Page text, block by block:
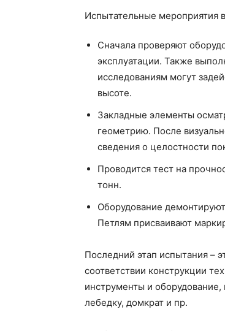
Испытательные мероприятия
Сначала проверяют
эксплуатации. Также
исследованиям могут
высоте.
Закладные элементы
геометрию. После
сведения о целостности
Проводится тест на
тонн.
Оборудование
Петлям присваивают
Последний этап испытания –
соответствии конструкции
инструменты и
лебедку, домкрат и пр.